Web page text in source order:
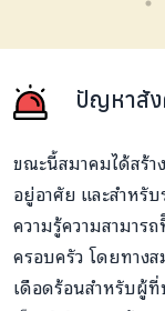
ปัญหาสั
ขณะนี้สมาคมได้สร้า
อยู่อาศัย และสำหรั
ความรู้ความสามาร
ครอบครัว โดยทาง
เดือดร้อนสำหรับผู้